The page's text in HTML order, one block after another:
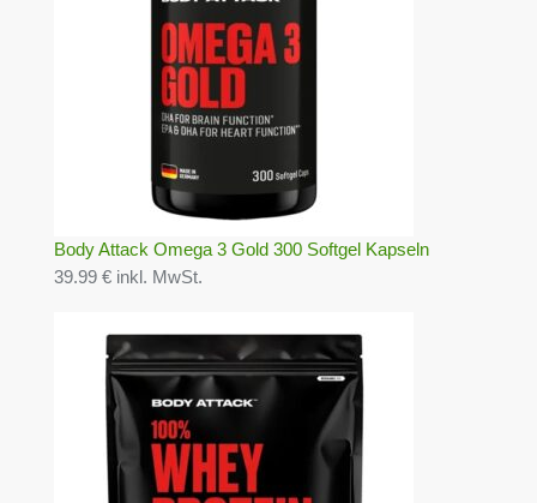
Body Attack Omega 3 Gold 300 Softgel Kapseln
39.99 € inkl. MwSt.